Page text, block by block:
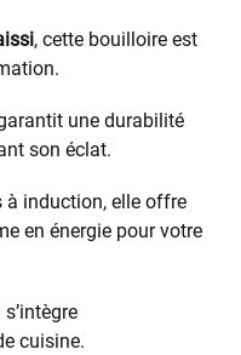
, cette bouilloire est
une durabilité
son éclat.
à induction, elle offre
en énergie pour votre
cuisine.